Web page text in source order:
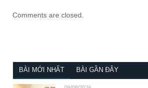
Comments are closed.
BÀI MỚI NHẤT BÀI GẦN ĐÂY